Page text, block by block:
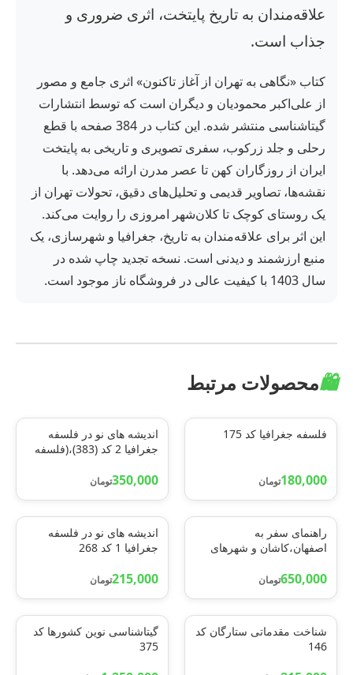
علاقه‌مندان به تاریخ پایتخت، اثری ضروری و
جذاب است.
کتاب «نگاهی به تهران از آغاز تاکنون» اثری جامع و مصور
از علی‌اکبر محمودیان و دیگران است که توسط انتشارات
گیتاشناسی منتشر شده. این کتاب در 384 صفحه با قطع
رحلی و جلد زرکوب، سفری تصویری و تاریخی به پایتخت
ایران از روزگاران کهن تا عصر مدرن ارائه می‌دهد. با
نقشه‌ها، تصاویر قدیمی و تحلیل‌های دقیق، تحولات تهران از
یک روستای کوچک تا کلان‌شهر امروزی را روایت می‌کند.
این اثر برای علاقه‌مندان به تاریخ، جغرافیا و شهرسازی، یک
منبع ارزشمند و دیدنی است. نسخه تجدید چاپ شده در
سال 1403 با کیفیت عالی در فروشگاه ناز موجود است.
🛍️محصولات مرتبط
فلسفه جغرافیا کد 175
180,000تومان
اندیشه های نو در فلسفه
جغرافیا 2 کد (383)،(فلسفه
جغرافیایی)
350,000تومان
راهنمای سفر به
اصفهان،کاشان و شهرهای
650,000تومان
اندیشه های نو در فلسفه
جغرافیا 1 کد 268
215,000تومان
شناخت مقدماتی ستارگان کد
146
گیتاشناسی نوین کشورها کد
375